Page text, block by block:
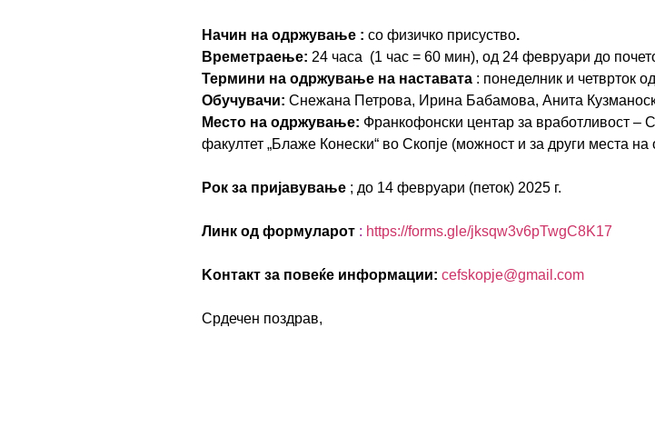
Начин на одржување : со физичко присуство.
Времетраење: 24 часа (1 час = 60 мин), од 24 февруари до
Термини на одржување на наставата : понеделник и четврток
Обучувачи: Снежана Петрова, Ирина Бабамова, Анита
Место на одржување: Франкофонски центар за вработливост
факултет „Блаже Конески“ во Скопје (можност и за други места
Рок за пријавување ; до 14 февруари (петок) 2025 г.
Линк од формуларот : https://forms.gle/jksqw3v6pTwgC8K17
Kонтакт за повеќе информации: cefskopje@gmail.com
Срдечен поздрав,